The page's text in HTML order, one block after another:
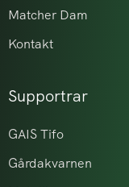
Matcher Dam
Kontakt
Supportrar
GAIS Tifo
Gårdakvarnen